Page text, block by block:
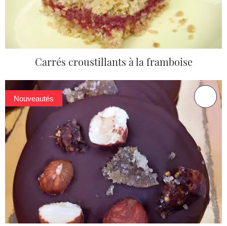
Carrés croustillants à la framboise
Nouveautés